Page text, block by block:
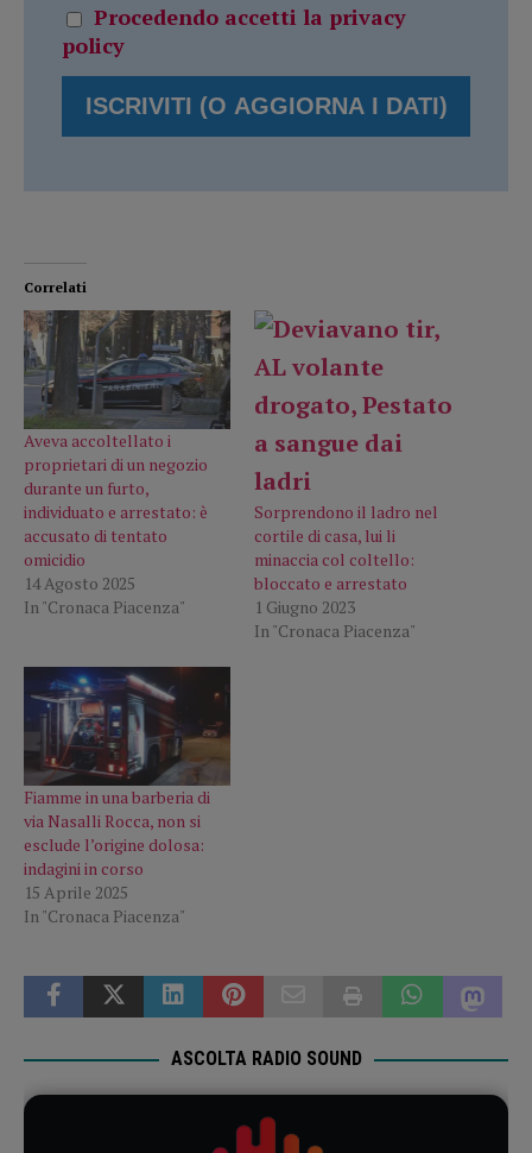
Procedendo accetti la privacy
policy
Correlati
Aveva accoltellato i
proprietari di un negozio
durante un furto,
individuato e arrestato: è
accusato di tentato
omicidio
14 Agosto 2025
In "Cronaca Piacenza"
Sorprendono il ladro nel
cortile di casa, lui li
minaccia col coltello:
bloccato e arrestato
1 Giugno 2023
In "Cronaca Piacenza"
Fiamme in una barberia di
via Nasalli Rocca, non si
esclude l’origine dolosa:
indagini in corso
15 Aprile 2025
In "Cronaca Piacenza"
ASCOLTA RADIO SOUND